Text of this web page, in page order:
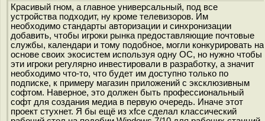
Красивый гном, а главное универсальный, под все
устройства подходит, ну кроме телевизоров. Им
необходимо стандарты авторизации и синхронизации
добавить, чтобы игроки рынка предоставляющие почтовые
службы, календари и тому подобное, могли конкурировать на
основе своих экосистем используя одну ОС, но нужно чтобы
эти игроки регулярно инвестировали в разработку, а значит
необходимо что-то, что будет им доступно только по
подписке, к примеру магазин приложений с эксклюзивным
софтом. Наверное, это должен быть профессиональный
софт для создания медиа в первую очередь. Иначе этот
проект стухнет. Я бы ещё из xfce сделал классический